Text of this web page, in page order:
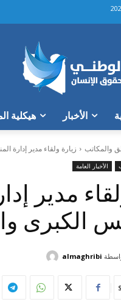
الأخبار هيكلية
والمكاتب زيارة ولقاء مدير إدارة
الأخبار العامة
مدير
الكبرى
almaghribi